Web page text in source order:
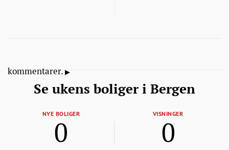
kommentarer.
Se ukens boliger i Bergen
NYE BOLIGER
0
VISNINGER
0